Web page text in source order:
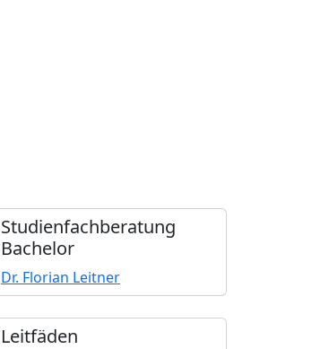
Studienfach­beratung
Bachelor
Dr. Florian Leitner
Leitfäden